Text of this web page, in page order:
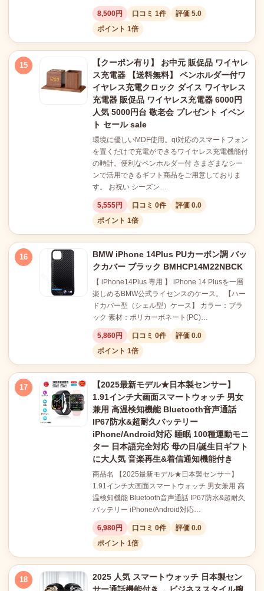
8,500円 口コミ 1件
評価 5.0
ポイント 1倍
15
【クーポン有り】 お中元 販促品 ワイヤレ
ス充電器 【送料無料】 ペンホルダー付ワ
イヤレス充電クロック ダイス ワイヤレス
充電器 販促品 ワイヤレス充電器 6000円
人気 5000円台 敬老会 プレゼント イベン
ト セール sale
環境に優しいMDF使用。qi対応のスマートフォン
を置くだけで充電ができるワイヤレス充電機能付
の時計。便利なペンホルダー付 さまざまなシー
ンで活用できるギフト商品をご用意しておりま
す。 お祝い シーズン…
5,555円 口コミ 0件
評価 0.0
ポイント 1倍
16
BMW iPhone 14Plus PUカーボン調 バッ
クカバー ブラック BMHCP14M22NBCK
【 iPhone14Plus 専用 】 iPhone 14 Plusを一層
楽しめるBMW公式ライセンスのケース。 【ハー
ドカバー型（シェル型）ケース】 カラー：ブラ
ック 素材：ポリカーボネート(PC)…
5,860円 口コミ 0件
評価 0.0
ポイント 1倍
17
【2025最新モデル★日本製センサー】
1.91インチ大画面スマートウォッチ 男女
兼用 高温検知機能 Bluetooth音声通話
IP67防水&超耐久バッテリー
iPhone/Android対応 睡眠 100種運動モニ
ター 日本語完全対応 母の日/誕生日ギフト
に大人気 音楽再生&着信通知機能付き
商品名 【2025最新モデル★日本製センサー】
1.91インチ大画面スマートウォッチ 男女兼用 高
温検知機能 Bluetooth音声通話 IP67防水&超耐久
バッテリー iPhone/Android対応…
6,980円 口コミ 0件
評価 0.0
ポイント 1倍
18
2025 人気 スマートウォッチ 日本製セン